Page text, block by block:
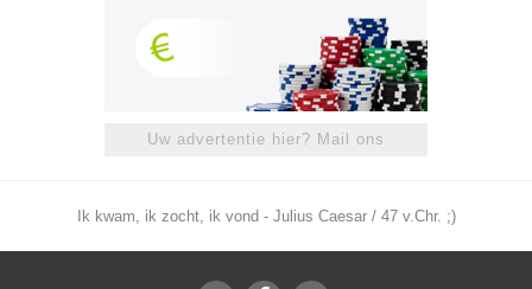
Uw advertentie hier? Mail ons
Ik kwam, ik zocht, ik vond - Julius Caesar / 47 v.Chr. ;)